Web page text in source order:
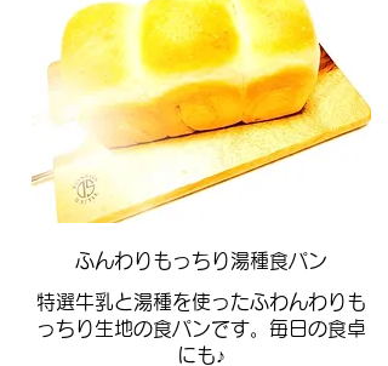
ふんわりもっちり湯種食パン
特選牛乳と湯種を使ったふわんわりも
っちり生地の食パンです。毎日の食卓
にも♪